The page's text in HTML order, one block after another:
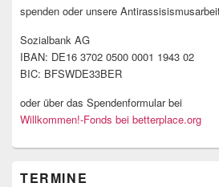
spenden oder unsere
Sozialbank AG
IBAN: DE16 3702 0500 0001 1943 02
BIC: BFSWDE33BER
oder über das Spendenformular bei
Willkommen!-Fonds bei betterplace.org
TERMINE